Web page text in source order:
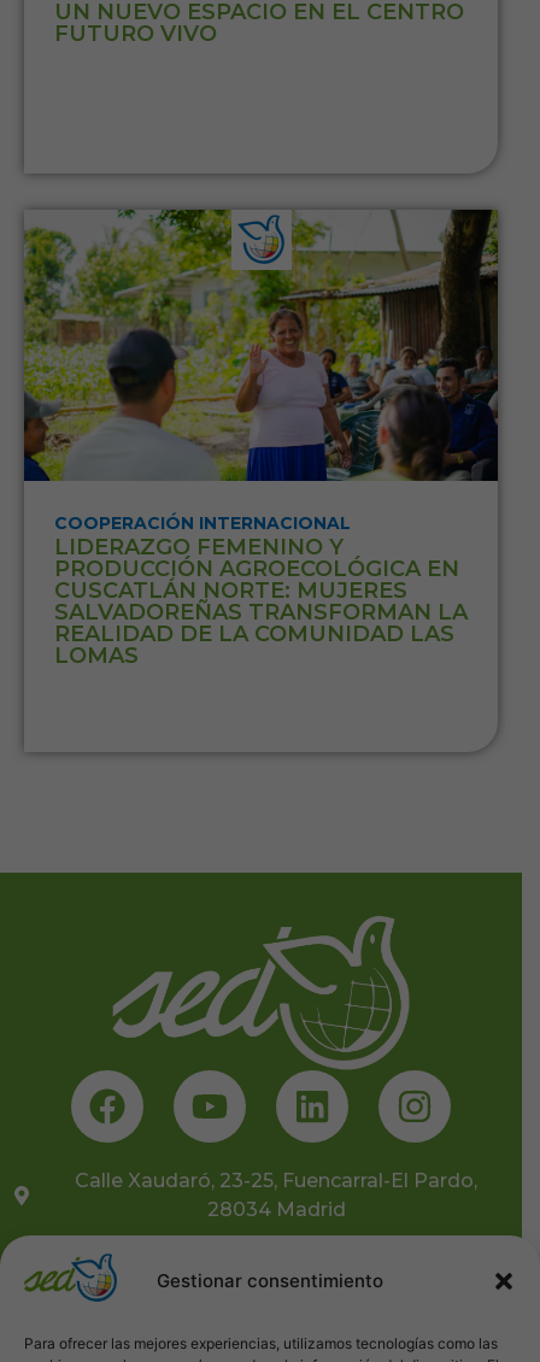
Gestionar consentimiento
Para ofrecer las mejores experiencias, utilizamos tecnologías como las
UN NUEVO ESPACIO EN EL CENTRO
FUTURO VIVO
COOPERACIÓN INTERNACIONAL
LIDERAZGO FEMENINO Y
PRODUCCIÓN AGROECOLÓGICA EN
CUSCATLÁN NORTE: MUJERES
SALVADOREÑAS TRANSFORMAN LA
REALIDAD DE LA COMUNIDAD LAS
LOMAS
Calle Xaudaró, 23-25, Fuencarral-El Pardo,
28034 Madrid
sedcentral@sedongd.org